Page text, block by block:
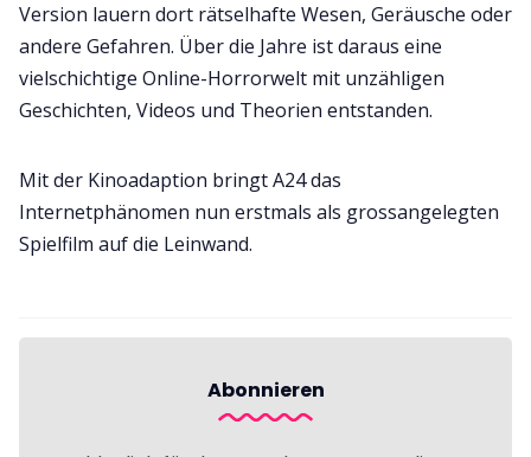
Version lauern dort rätselhafte Wesen, Geräusche oder
andere Gefahren. Über die Jahre ist daraus eine
vielschichtige Online-Horrorwelt mit unzähligen
Geschichten, Videos und Theorien entstanden.
Mit der Kinoadaption bringt A24 das
Internetphänomen nun erstmals als grossangelegten
Spielfilm auf die Leinwand.
Abonnieren